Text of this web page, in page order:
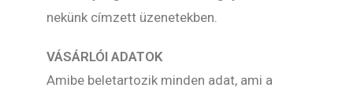
nekünk címzett üzenetekben.
VÁSÁRLÓI ADATOK
Amibe beletartozik minden adat, ami a